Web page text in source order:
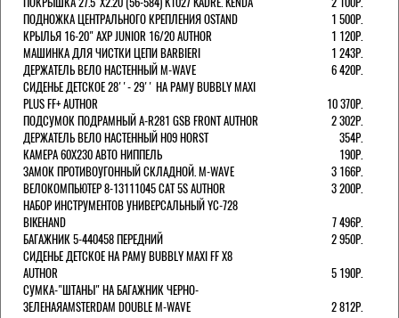
ПОДНОЖКА ЦЕНТРАЛЬНОГО КРЕПЛЕНИЯ OSTAND
1 500Р.
КРЫЛЬЯ 16-20" AXP JUNIOR 16/20 AUTHOR
1 120Р.
МАШИНКА ДЛЯ ЧИСТКИ ЦЕПИ BARBIERI
1 243Р.
ДЕРЖАТЕЛЬ ВЕЛО НАСТЕННЫЙ M-WAVE
6 420Р.
СИДЕНЬЕ ДЕТСКОЕ 28''- 29'' НА РАМУ BUBBLY MAXI
PLUS FF+ AUTHOR
10 370Р.
ПОДСУМОК ПОДРАМНЫЙ A-R281 GSB FRONT AUTHOR
2 302Р.
ДЕРЖАТЕЛЬ ВЕЛО НАСТЕННЫЙ H09 HORST
354Р.
КАМЕРА 60X230 АВТО НИППЕЛЬ
190Р.
ЗАМОК ПРОТИВОУГОННЫЙ СКЛАДНОЙ. M-WAVE
3 166Р.
ВЕЛОКОМПЬЮТЕР 8-13111045 CAT 5S AUTHOR
3 200Р.
НАБОР ИНСТРУМЕНТОВ УНИВЕРСАЛЬНЫЙ YC-728
BIKEHAND
7 496Р.
БАГАЖНИК 5-440458 ПЕРЕДНИЙ
2 950Р.
СИДЕНЬЕ ДЕТСКОЕ НА РАМУ BUBBLY MAXI FF X8
AUTHOR
5 190Р.
СУМКА-"ШТАНЫ" НА БАГАЖНИК ЧЕРНО-
ЗЕЛЕНАЯAMSTERDAM DOUBLE M-WAVE
2 812Р.